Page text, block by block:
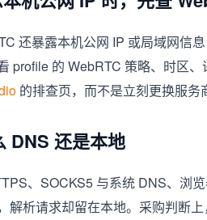
还暴露本机公网 IP 或局域网信
profile 的 WebRTC 策略、时区
的排查页，而不是立刻更换服务
DNS 还是本地
、SOCKS5 与系统 DNS、浏
解析请求却留在本地。采购判断